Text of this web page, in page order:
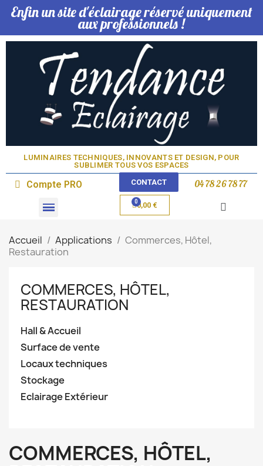
Enfin un site d'éclairage réservé uniquement
aux professionnels !
LUMINAIRES TECHNIQUES, INNOVANTS ET DESIGN, POUR
SUBLIMER TOUS VOS ESPACES​
Compte PRO CONTACT 04 78 26 78 77
0,00 €
Accueil Applications
Commerces, Hôtel,
Restauration
COMMERCES, HÔTEL,
RESTAURATION
Hall & Accueil
Surface de vente
Locaux techniques
Stockage
Eclairage Extérieur
COMMERCES, HÔTEL,